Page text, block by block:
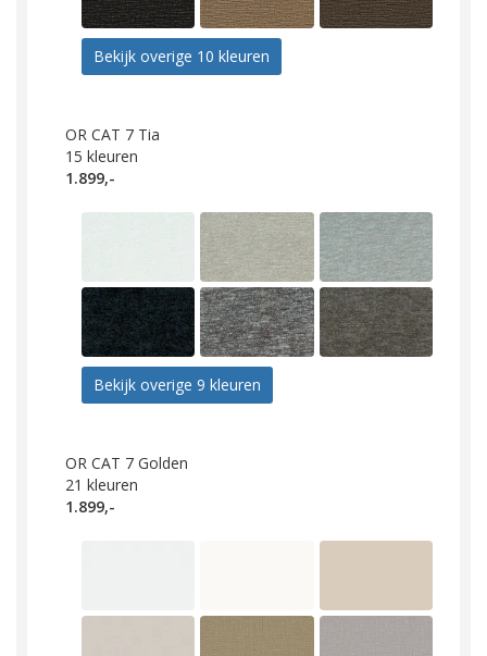
Bekijk overige 10 kleuren
OR CAT 7 Tia
15 kleuren
1.899,-
Bekijk overige 9 kleuren
OR CAT 7 Golden
21 kleuren
1.899,-